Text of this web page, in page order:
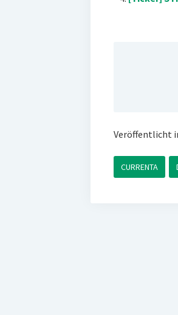
Veröffentlicht
CURRENTA